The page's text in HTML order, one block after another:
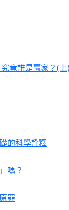
竟誰是贏家？(上)
的科學詮釋
嗎？
罪